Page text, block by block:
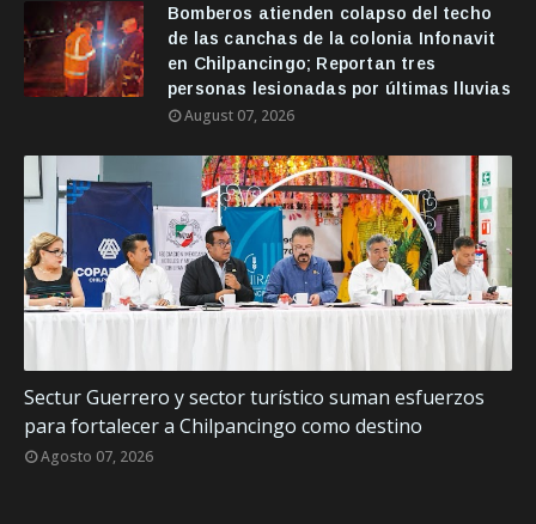
Bomberos atienden colapso del techo
de las canchas de la colonia Infonavit
en Chilpancingo; Reportan tres
personas lesionadas por últimas lluvias
August 07, 2026
Sectur Guerrero y sector turístico suman esfuerzos
para fortalecer a Chilpancingo como destino
Agosto 07, 2026